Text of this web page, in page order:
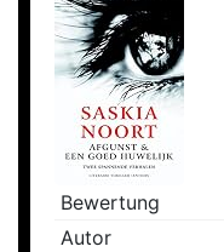
Bewertung
Autor